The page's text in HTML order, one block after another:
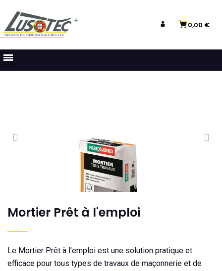
0,00 €
Mortier Prêt à l'emploi
Le Mortier Prêt à l'emploi est une solution pratique et
efficace pour tous types de travaux de maçonnerie et de